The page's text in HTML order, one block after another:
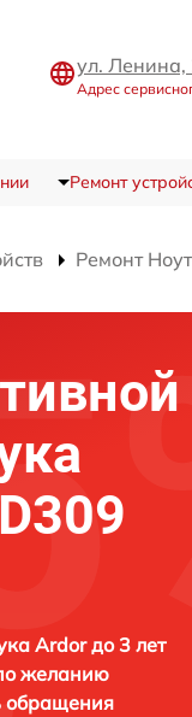
ул. Ленина,
Адрес
Ремонт
Ремонт
Ardor до 3 лет
желанию
обращения